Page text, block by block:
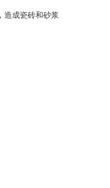
造成瓷砖和砂浆